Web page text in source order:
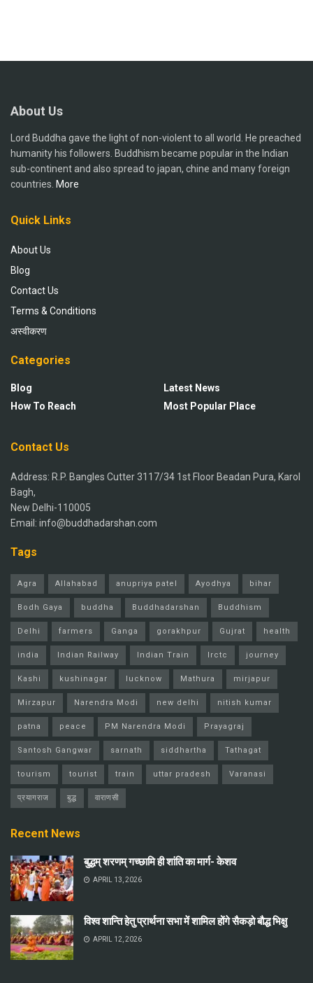
About Us
Lord Buddha gave the light of non-violent to all world. He preached
humanity his followers. Buddhism became popular in the Indian
sub-continent and also spread to japan, chine and many foreign
countries. More
Quick Links
About Us
Blog
Contact Us
Terms & Conditions
अस्वीकरण
Categories
Blog
How To Reach
Latest News
Most Popular Place
Contact Us
Address: R.P. Bangles Cutter 3117/34 1st Floor Beadan Pura, Karol
Bagh,
New Delhi-110005
Email: info@buddhadarshan.com
Tags
Agra Allahabad anupriya patel Ayodhya bihar
Bodh Gaya buddha Buddhadarshan Buddhism
Delhi farmers Ganga gorakhpur Gujrat health
india Indian Railway Indian Train Irctc journey
Kashi kushinagar lucknow Mathura mirjapur
Mirzapur Narendra Modi new delhi nitish kumar
patna peace PM Narendra Modi Prayagraj
Santosh Gangwar sarnath siddhartha Tathagat
tourism tourist train uttar pradesh Varanasi
प्रयागराज बुद्ध वाराणसी
Recent News
बुद्धम् शरणम् गच्छामि ही शांति का मार्ग- केशव
APRIL 13, 2026
विश्व शान्ति हेतु प्रार्थना सभा में शामिल होंगे सैकड़ो बौद्ध भिक्षु
APRIL 12, 2026